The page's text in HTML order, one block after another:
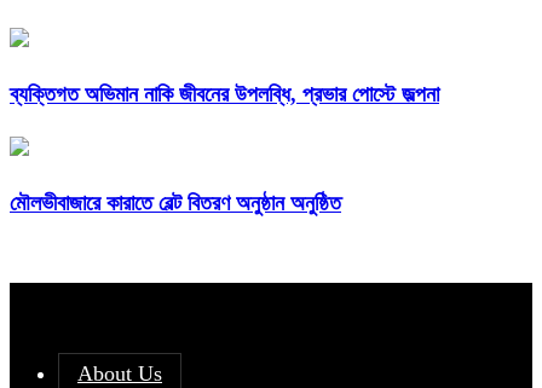
ব্যক্তিগত অভিমান নাকি জীবনের উপলব্ধি, প্রভার পোস্টে জল্পনা
মৌলভীবাজারে কারাতে বেল্ট বিতরণ অনুষ্ঠান অনুষ্ঠিত
About Us